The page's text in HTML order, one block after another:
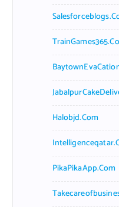
Halobjd.com
PikaPikaApp.com